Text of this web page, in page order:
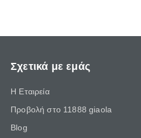
Σχετικά με εμάς
Η Εταιρεία
Προβολή στο 11888 giaola
Blog